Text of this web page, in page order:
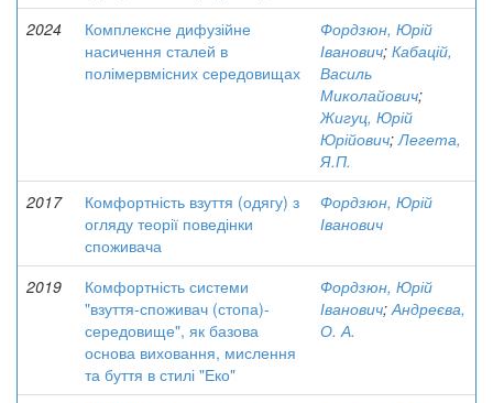
2024
Комплексне дифузійне
насичення сталей в
полімервмісних середовищах
Фордзюн, Юрій
Іванович; Кабацій,
Василь
Миколайович;
Жигуц, Юрій
Юрійович;Легета,
Я.П.
2017
Комфортність взуття (одягу) з
огляду теорії поведінки
споживача
Фордзюн, Юрій
Іванович
2019
Комфортність системи
"взуття-споживач (стопа)-
середовище", як базова
основа виховання, мислення
та буття в стилі "Еко"
Фордзюн, Юрій
Іванович;Андреєва,
О. А.